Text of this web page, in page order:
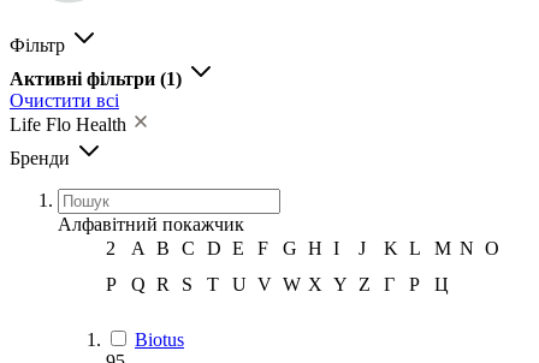
Фільтр
Активні фільтри (1)
Очистити всі
Life Flo Health
Бренди
Алфавітний покажчик
2
A B C D E F G H I J K L M N O
P
Q R S T U V W X Y Z Г Р Ц
Biotus